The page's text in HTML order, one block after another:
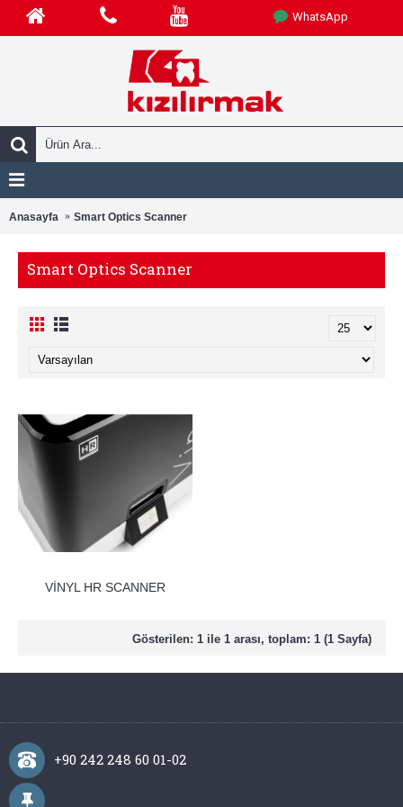
WhatsApp
Anasayfa Smart Optics Scanner
Smart Optics Scanner
VİNYL HR SCANNER
Gösterilen: 1 ile 1 arası, toplam: 1 (1 Sayfa)
+90 242 248 60 01-02